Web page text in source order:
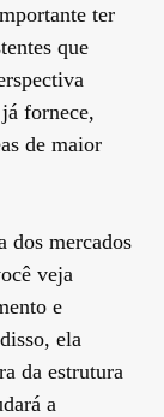
ter
que
fornece,
de maior
dos mercados
veja
e
ela
da estrutura
a